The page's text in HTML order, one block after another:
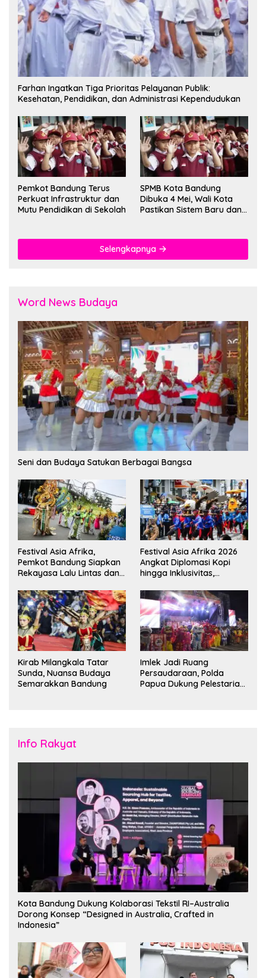
Farhan Ingatkan Tiga Prioritas Pelayanan Publik:
Kesehatan, Pendidikan, dan Administrasi Kependudukan
Pemkot Bandung Terus
Perkuat Infrastruktur dan
Mutu Pendidikan di Sekolah
SPMB Kota Bandung
Dibuka 4 Mei, Wali Kota
Pastikan Sistem Baru dan
Selengkapnya
Word News Budaya
Seni dan Budaya Satukan Berbagai Bangsa
Festival Asia Afrika,
Pemkot Bandung Siapkan
Rekayasa Lalu Lintas dan
Festival Asia Afrika 2026
Angkat Diplomasi Kopi
hingga Inklusivitas,
Duta Besar
Kirab Milangkala Tatar
Sunda, Nuansa Budaya
Semarakkan Bandung
Imlek Jadi Ruang
Persaudaraan, Polda
Papua Dukung Pelestarian
Info Rakyat
Kota Bandung Dukung Kolaborasi Tekstil RI–Australia
Dorong Konsep “Designed in Australia, Crafted in
Indonesia”